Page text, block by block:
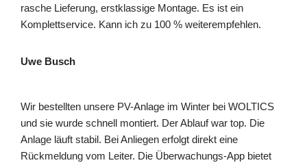
rasche Lieferung, erstklassige Montage. Es ist ein
Komplettservice. Kann ich zu 100 % weiterempfehlen.
Uwe Busch
Wir bestellten unsere PV-Anlage im Winter bei WOLTICS
und sie wurde schnell montiert. Der Ablauf war top. Die
Anlage läuft stabil. Bei Anliegen erfolgt direkt eine
Rückmeldung vom Leiter. Die Überwachungs-App bietet